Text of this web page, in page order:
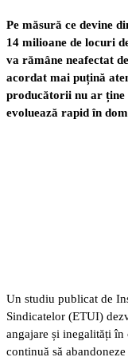
Pe măsură ce devine
14 milioane de locuri
va rămâne neafectat
acordat mai puțină
producătorii nu ar ține
evoluează rapid în
Un studiu publicat de
Sindicatelor (ETUI)
angajare și inegalități în
continuă să